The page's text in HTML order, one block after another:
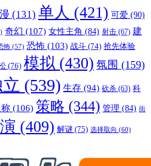
(131) 单人 (421) 可爱 (90)
奇幻 (107) 女性主角 (84) 射击 (67) 建
怖 (57) 恐怖 (103) 战斗 (74) 抢先体验
(76) 模拟 (430) 氛围 (159)
(539) 生存 (94) 砍杀 (63) 科
(106) 策略 (344) 管理 (84) 街
(409) 解谜 (75) 选择取向 (60)